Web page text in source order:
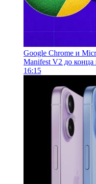
Google Chrome и
Manifest V2 до конца
16:15